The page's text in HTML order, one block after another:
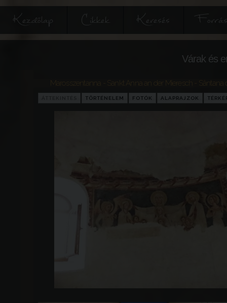
Kezdőlap Cikkek Keresés
Várak és
Marosszentanna - Sankt Anna an der Mieresch - Sântana
TÖRTÉNELEM FOTÓK ALAPRAJZOK